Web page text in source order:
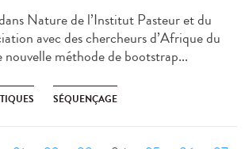
Nature de l’Institut Pasteur et du
avec des chercheurs d’Afrique du
nouvelle méthode de bootstrap...
SÉQUENÇAGE